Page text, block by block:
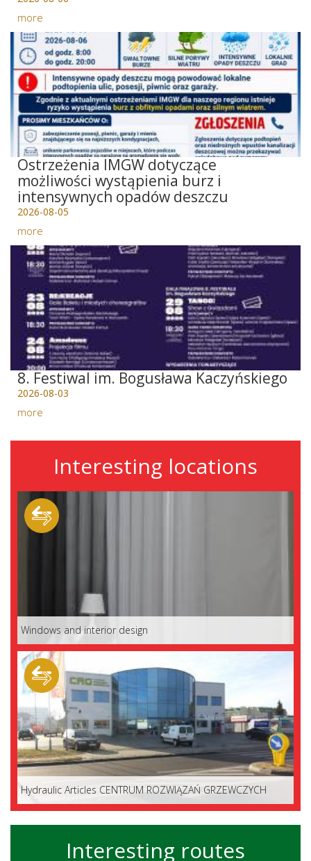
more
Ostrzeżenia IMGW dotyczące
możliwości wystąpienia burz i
intensywnych opadów deszczu
2026-08-05
more
8. Festiwal im. Bogusława Kaczyńskiego
2026-08-03
more
Interesting locations
Windows and interior design
Hydraulic Articles CENTRUM ROZWIĄZAŃ GRZEWCZYCH
Interesting routes